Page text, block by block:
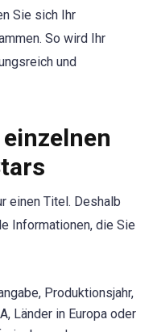
Sie sich Ihr
So wird Ihr
und
einen Titel. Deshalb
Informationen, die Sie
Produktionsjahr,
Länder in Europa oder